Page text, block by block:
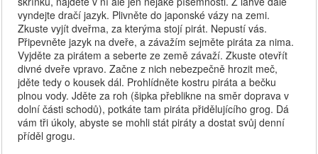
vyndejte dračí jazyk. Plivněte do japonské vázy na zemi.
Zkuste vyjít dveřma, za kterýma stojí pirát. Nepustí vás.
Připevněte jazyk na dveře, a závažím sejměte piráta za nima.
Vyjděte za pirátem a seberte ze země závaží. Zkuste otevřít
divné dveře vpravo. Začne z nich nebezpečně hrozit meč,
jděte tedy o kousek dál. Prohlídněte kostru piráta a bečku
plnou vody. Jděte za roh (šipka přeblikne na směr doprava v
dolní části schodů), potkáte tam piráta přidělujícího grog. Dá
vám tři úkoly, abyste se mohli stát piráty a dostat svůj denní
příděl grogu.